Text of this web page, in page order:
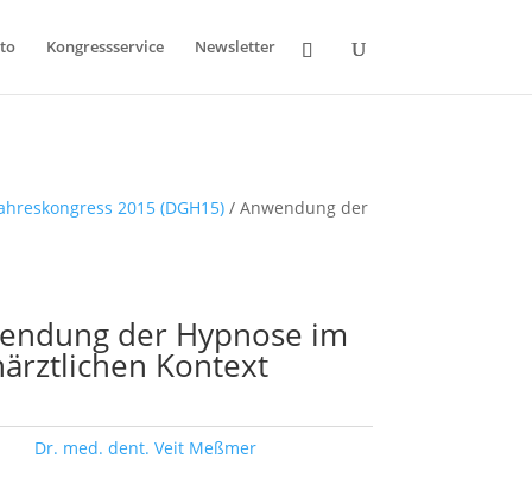
Kongressservice Newsletter
2015 (DGH15)/ Anwendung der
der Hypnose im
Kontext
Dr. med. dent. Veit Meßmer